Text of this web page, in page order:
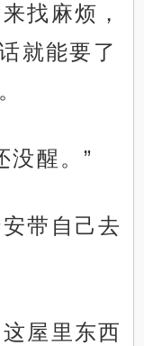
找麻烦，
就能要了
没醒。”
带自己去
屋里东西